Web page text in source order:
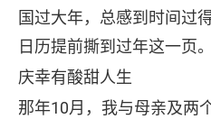
国过大年，总感到时间过
日历提前撕到过年这一页。
庆幸有酸甜人生
那年10月，我与母亲及两